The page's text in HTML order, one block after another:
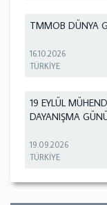
TMMOB DÜNYA
16.10.2026
TÜRKİYE
19 EYLÜL
DAYANIŞMA
19.09.2026
TÜRKİYE